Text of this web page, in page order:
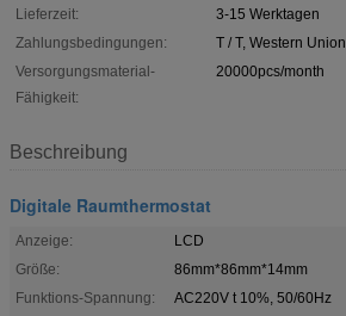
Lieferzeit:
3-15 Werktagen
Zahlungsbedingungen:
T / T, Western Union
Versorgungsmaterial-
Fähigkeit:
20000pcs/month
Beschreibung
Digitale Raumthermostat
Anzeige:
LCD
Größe:
86mm*86mm*14mm
Funktions-Spannung:
AC220V t 10%, 50/60Hz